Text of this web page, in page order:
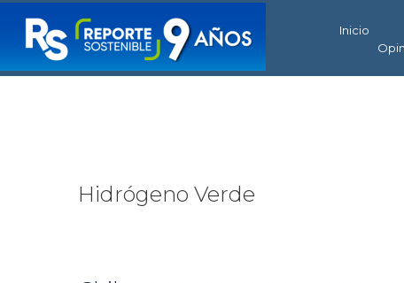
Inicio
Hidrógeno Verde